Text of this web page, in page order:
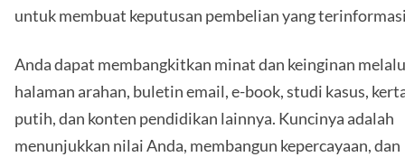
untuk membuat keputusan pembelian yang
Anda dapat membangkitkan minat dan keinginan
halaman arahan, buletin email, e-book, studi kasus,
putih, dan konten pendidikan lainnya. Kuncinya adalah
menunjukkan nilai Anda, membangun kepercayaan, dan